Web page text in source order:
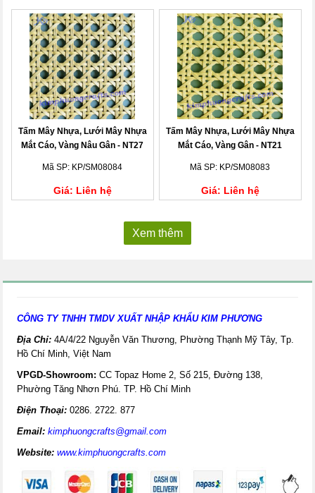
Tấm Mây Nhựa, Lưới Mây Nhựa
Mắt Cáo, Vàng Nâu Gân - NT27
Mã SP: KP/SM08084
Giá: Liên hệ
Tấm Mây Nhựa, Lưới Mây Nhựa
Mắt Cáo, Vàng Gân - NT21
Mã SP: KP/SM08083
Giá: Liên hệ
Xem thêm
CÔNG TY TNHH TMDV XUẤT NHẬP KHẨU KIM PHƯƠNG
Địa Chỉ: 4A/4/22 Nguyễn Văn Thương, Phường Thạnh Mỹ Tây, Tp.
Hồ Chí Minh, Việt Nam
VPGD-Showroom: CC Topaz Home 2, Số 215, Đường 138,
Phường Tăng Nhơn Phú. TP. Hồ Chí Minh
Điện Thoại: 0286. 2722. 877
Email: kimphuongcrafts@gmail.com
Website:www.kimphuongcrafts.com